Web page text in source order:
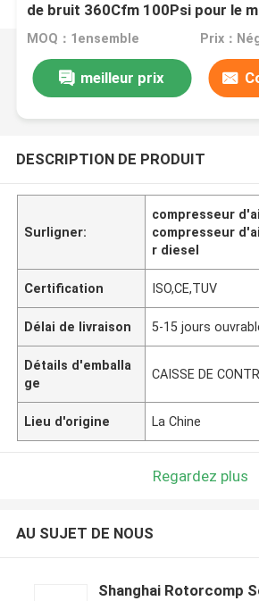
de bruit 360Cfm 100Psi pour le
MOQ：1ensemble Prix：
meilleur prix
DESCRIPTION DE PRODUIT
Surligner:
compresseur
compresseur
r diesel
Certification ISO,CE,TUV
Délai de livraison 5-15 jours
Détails d'emballa
ge
CAISSE DE
Lieu d'origine La Chine
Regardez plus
AU SUJET DE NOUS
Shanghai Rotorcomp